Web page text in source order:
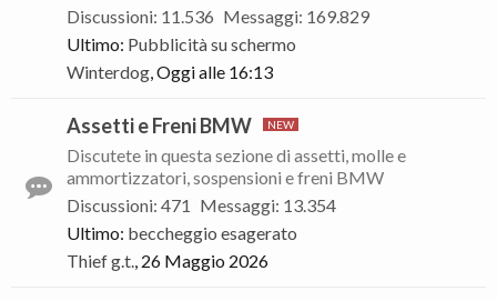
Discussioni: 11.536 Messaggi: 169.829
Ultimo: Pubblicità su schermo
Winterdog,Oggi alle 16:13
Assetti e Freni BMW
Discutete in questa sezione di assetti, molle e
ammortizzatori, sospensioni e freni BMW
Discussioni: 471 Messaggi: 13.354
Ultimo: beccheggio esagerato
Thief g.t., 26 Maggio 2026